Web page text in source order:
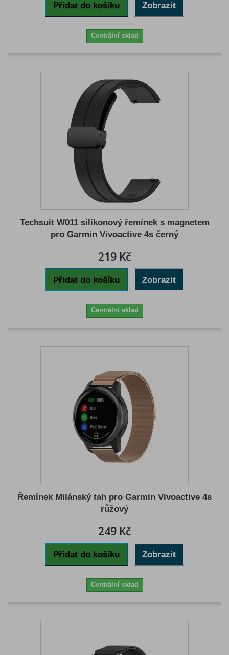
Přidat do košíku Zobrazit
Centrální sklad
Techsuit W011 silikonový řemínek s magnetem
pro Garmin Vivoactive 4s černý
219 Kč
Přidat do košíku Zobrazit
Centrální sklad
Řemínek Milánský tah pro Garmin Vivoactive 4s
růžový
249 Kč
Přidat do košíku Zobrazit
Centrální sklad